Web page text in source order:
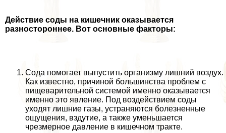
Действие соды на кишечник оказывается
разностороннее. Вот основные факторы:
Сода помогает выпустить организму лишний воздух.
Как известно, причиной большинства проблем с
пищеварительной системой именно оказывается
именно это явление. Под воздействием соды
уходят лишние газы, устраняются болезненные
ощущения, вздутие, а также уменьшается
чрезмерное давление в кишечном тpaкте.